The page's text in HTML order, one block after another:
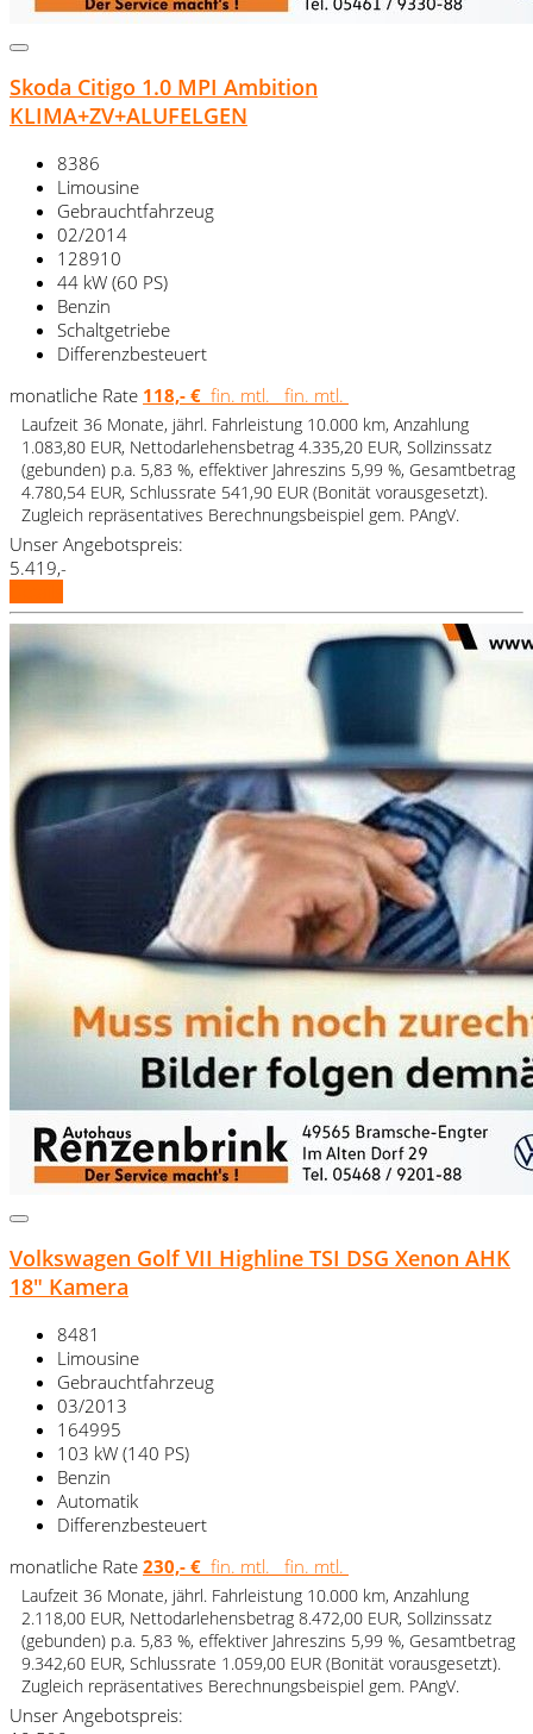
Skoda Citigo 1.0 MPI Ambition
KLIMA+ZV+ALUFELGEN
8386
Limousine
Gebrauchtfahrzeug
02/2014
128910
44 kW (60 PS)
Benzin
Schaltgetriebe
Differenzbesteuert
monatliche Rate 118,- € fin. mtl. fin. mtl.
Laufzeit 36 Monate, jährl. Fahrleistung 10.000 km, Anzahlung
1.083,80 EUR, Nettodarlehensbetrag 4.335,20 EUR, Sollzinssatz
(gebunden) p.a. 5,83 %, effektiver Jahreszins 5,99 %, Gesamtbetrag
4.780,54 EUR, Schlussrate 541,90 EUR (Bonität vorausgesetzt).
Zugleich repräsentatives Berechnungsbeispiel gem. PAngV.
Unser Angebotspreis:
5.419,-
Volkswagen Golf VII Highline TSI DSG Xenon AHK
18" Kamera
8481
Limousine
Gebrauchtfahrzeug
03/2013
164995
103 kW (140 PS)
Benzin
Automatik
Differenzbesteuert
monatliche Rate 230,- € fin. mtl. fin. mtl.
Laufzeit 36 Monate, jährl. Fahrleistung 10.000 km, Anzahlung
2.118,00 EUR, Nettodarlehensbetrag 8.472,00 EUR, Sollzinssatz
(gebunden) p.a. 5,83 %, effektiver Jahreszins 5,99 %, Gesamtbetrag
9.342,60 EUR, Schlussrate 1.059,00 EUR (Bonität vorausgesetzt).
Zugleich repräsentatives Berechnungsbeispiel gem. PAngV.
Unser Angebotspreis: